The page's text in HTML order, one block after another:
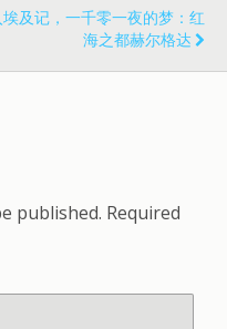
埃及记，一千零一夜的梦：红
海之都赫尔格达
published. Required